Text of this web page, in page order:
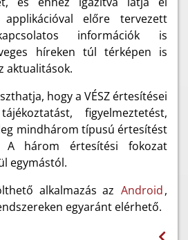
előre tervezett
információk is
híreken túl térképen is
aktualitások.
hogy a VÉSZ értesítései
figyelmeztetést,
mindhárom típusú értesítést
A három értesítési fokozat
egymástól.
alkalmazás az Android,
egyaránt elérhető.